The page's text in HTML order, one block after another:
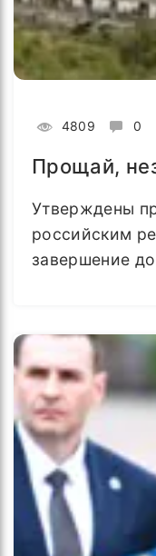
4809 0
Прощай,
Утверждены
российским
завершение